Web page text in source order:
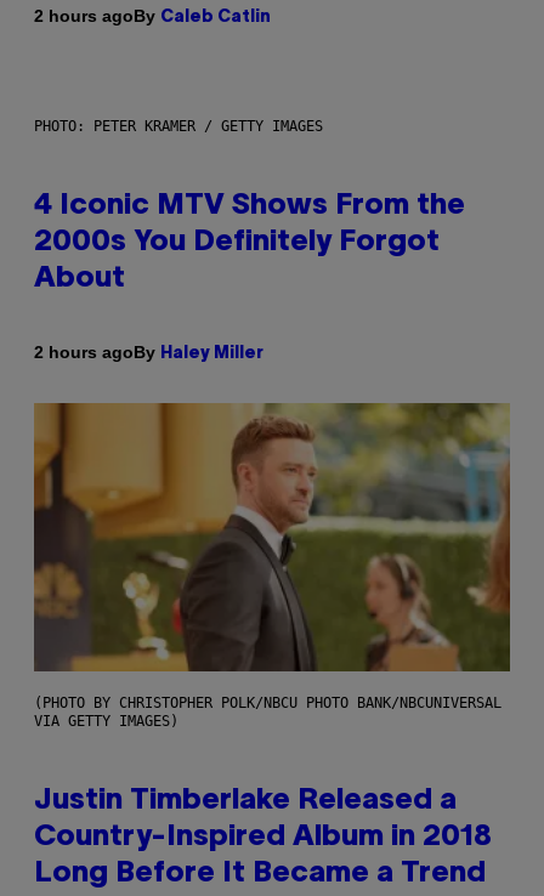
2 hours agoBy Caleb Catlin
PHOTO: PETER KRAMER / GETTY IMAGES
4 Iconic MTV Shows From the
2000s You Definitely Forgot
About
2 hours agoBy Haley Miller
(PHOTO BY CHRISTOPHER POLK/NBCU PHOTO BANK/NBCUNIVERSAL
VIA GETTY IMAGES)
Justin Timberlake Released a
Country-Inspired Album in 2018
Long Before It Became a Trend